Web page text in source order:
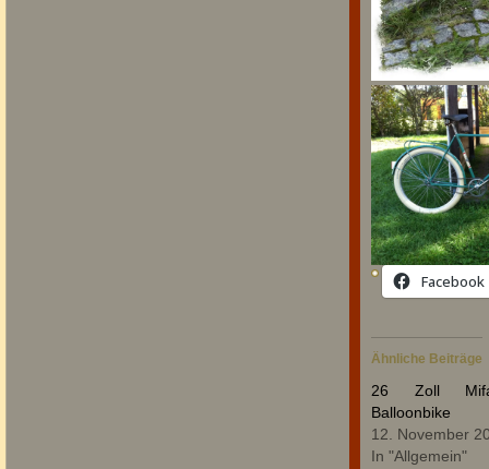
Facebook
Ähnliche Beiträge
26 Zoll
Balloonbike
12. November
In "Allgemein"